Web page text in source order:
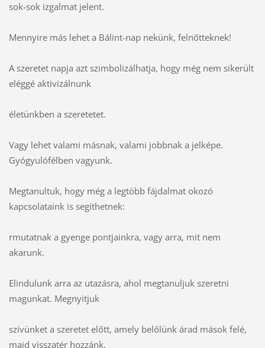
sok-sok izgalmat jelent.
Mennyire más lehet a Bálint-nap nekünk, felnőtteknek!
A szeretet napja azt szimbolizálhatja, hogy még nem sikerült
eléggé aktivizálnunk
életünkben a szeretetet.
Vagy lehet valami másnak, valami jobbnak a jelképe.
Gyógyulófélben vagyunk.
Megtanultuk, hogy még a legtöbb fájdalmat okozó
kapcsolataink is segíthetnek:
rmutatnak a gyenge pontjainkra, vagy arra, mit nem
akarunk.
Elindulunk arra az utazásra, ahol megtanuljuk szeretni
magunkat. Megnyitjuk
szívünket a szeretet előtt, amely belőlünk árad mások felé,
majd visszatér hozzánk.